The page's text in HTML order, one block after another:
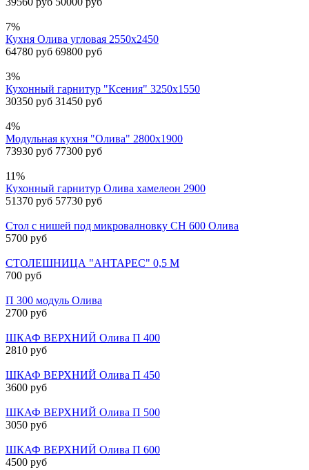
7%
Кухня Олива угловая 2550х2450
64780 руб 69800 руб
3%
Кухонный гарнитур "Ксения" 3250х1550
30350 руб 31450 руб
4%
Модульная кухня "Олива" 2800х1900
73930 руб 77300 руб
11%
Кухонный гарнитур Олива хамелеон 2900
51370 руб 57730 руб
Стол с нишей под микровалновку СН 600 Олива
5700 руб
СТОЛЕШНИЦА "АНТАРЕС" 0,5 М
700 руб
П 300 модуль Олива
2700 руб
ШКАФ ВЕРХНИЙ Олива П 400
2810 руб
ШКАФ ВЕРХНИЙ Олива П 450
3600 руб
ШКАФ ВЕРХНИЙ Олива П 500
3050 руб
ШКАФ ВЕРХНИЙ Олива П 600
4500 руб